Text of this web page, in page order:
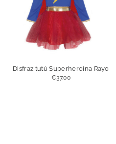
Disfraz tutú Superheroína Rayo
€37.00